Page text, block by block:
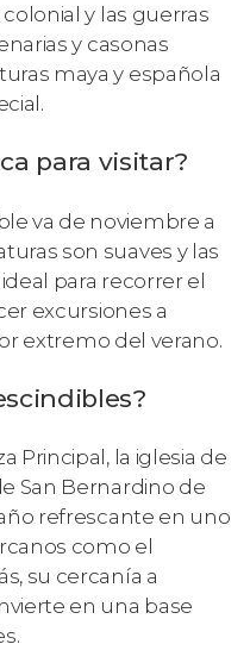
y las guerras
y casonas
maya y española
para visitar?
va de noviembre a
son suaves y las
para recorrer el
excursiones a
extremo del verano.
Principal, la iglesia de
San Bernardino de
refrescante en uno
como el
su cercanía a
en una base